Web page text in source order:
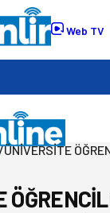
Web TV
ÜNİVERSİTE